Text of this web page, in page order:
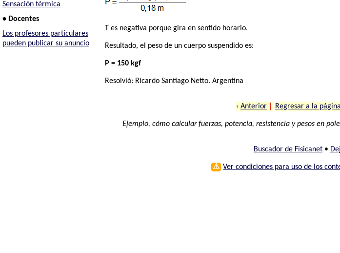
Sensación térmica
• Docentes
Los profesores particulares
pueden publicar su anuncio
T es negativa porque gira en sentido horario.
Resultado, el peso de un cuerpo suspendido es:
P = 150 kgf
Resolvió: Ricardo Santiago Netto. Argentina
‹ Anterior Regresar a la
Ejemplo, cómo calcular fuerzas, potencia, resistencia y pesos en
Buscador de Fisicanet•
⚠ Ver condiciones para uso de los